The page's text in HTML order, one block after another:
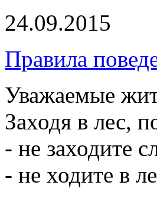
24.09.2015
Правила
Уважаемые
Заходя в лес,
- не заходите
- не ходите в